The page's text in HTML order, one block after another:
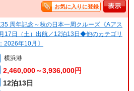
お気に入りに登録
35 周年記念～秋の日本一周クルーズ《Aアス
17日（土）出航／12泊13日◆他のカテゴリ
年10月〕
横浜港
2,460,000～3,936,000円
12泊13日